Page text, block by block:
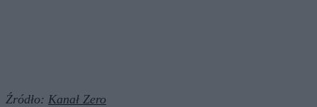
Źródło: Kanał Zero